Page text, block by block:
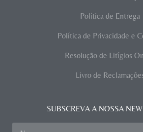
Política de Entrega
Política de Privacidade e
Resolução de Litígios
Livro de
SUBSCREVA A NOSSA